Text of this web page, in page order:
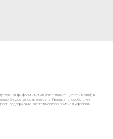
три формы магния (бисглицинат, цитрат и малат) в
биодоступность минерала. Препарат способствует
поддержанию энергетического обмена и коррекции